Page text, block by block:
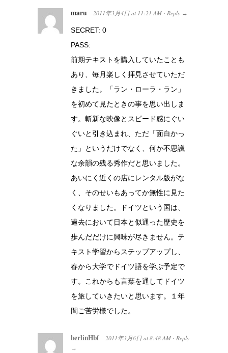
maru 2011年3月4日 at 11:21 AM · Reply →
SECRET: 0
PASS:
前期テキストを購入していたことも
あり、毎月楽しく拝見させていただ
きました。「ラン・ローラ・ラン」
を初めて見たときの事を思い出しま
す。斬新な映像とスピード感にぐい
ぐいと引き込まれ、ただ「面白かっ
た」というだけでなく、何か不思議
な余韻の残る秀作だと思いました。
あいにく近くの店にレンタル版がな
く、そのせいもあってか無性に見た
くなりました。ドイツという国は、
過去において日本と似通った歴史を
歩んだだけに興味が尽きません。テ
キスト学習からステップアップし、
春から大学でドイツ語を学ぶ予定で
す。これからも言葉を通してドイツ
を旅していきたいと思います。１年
間ご苦労様でした。
berlinHbf 2011年3月6日 at 8:48 AM · Reply
→